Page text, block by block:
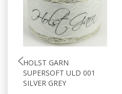
HOLST GARN
SUPERSOFT ULD 001
SILVER GREY